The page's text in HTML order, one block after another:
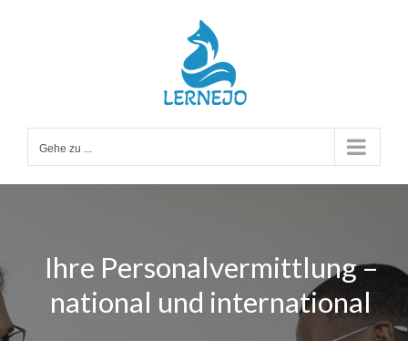
Gehe zu ...
Ihre Personalvermittlung –
national und international